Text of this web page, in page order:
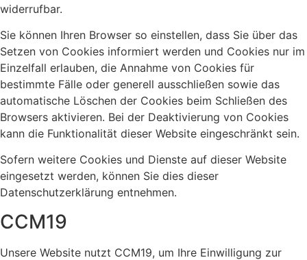
widerrufbar.
Sie können Ihren Browser so einstellen, dass Sie über das
Setzen von Cookies informiert werden und Cookies nur im
Einzelfall erlauben, die Annahme von Cookies für
bestimmte Fälle oder generell ausschließen sowie das
automatische Löschen der Cookies beim Schließen des
Browsers aktivieren. Bei der Deaktivierung von Cookies
kann die Funktionalität dieser Website eingeschränkt sein.
Sofern weitere Cookies und Dienste auf dieser Website
eingesetzt werden, können Sie dies dieser
Datenschutzerklärung entnehmen.
CCM19
Unsere Website nutzt CCM19, um Ihre Einwilligung zur